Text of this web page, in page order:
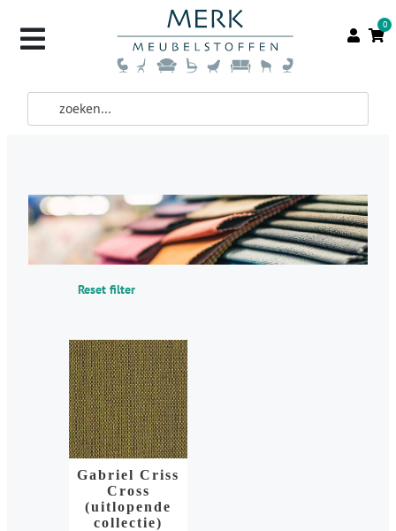
0
Reset filter
Gabriel Criss
Cross
(uitlopende
collectie)